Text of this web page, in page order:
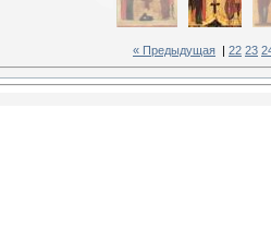
« Предыдущая 22 23